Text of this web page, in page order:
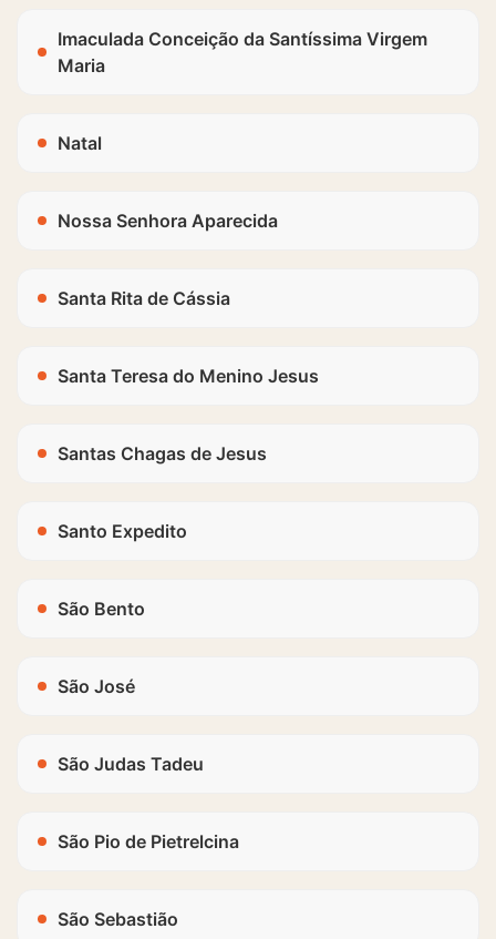
Imaculada Conceição da Santíssima Virgem
Maria
Natal
Nossa Senhora Aparecida
Santa Rita de Cássia
Santa Teresa do Menino Jesus
Santas Chagas de Jesus
Santo Expedito
São Bento
São José
São Judas Tadeu
São Pio de Pietrelcina
São Sebastião